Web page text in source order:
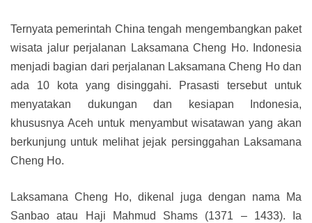
Ternyata pemerintah China tengah mengembangkan paket
wisata jalur perjalanan Laksamana Cheng Ho. Indonesia
menjadi bagian dari perjalanan Laksamana Cheng Ho dan
ada 10 kota yang disinggahi. Prasasti tersebut untuk
menyatakan dukungan dan kesiapan Indonesia,
khususnya Aceh untuk menyambut wisatawan yang akan
berkunjung untuk melihat jejak persinggahan Laksamana
Cheng Ho.
Laksamana Cheng Ho, dikenal juga dengan nama Ma
Sanbao atau Haji Mahmud Shams (1371 – 1433). Ia